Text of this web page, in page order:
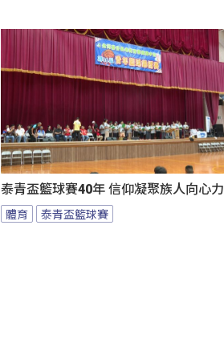
泰青盃籃球賽40年 信仰凝聚族人向心力
體育 泰青盃籃球賽